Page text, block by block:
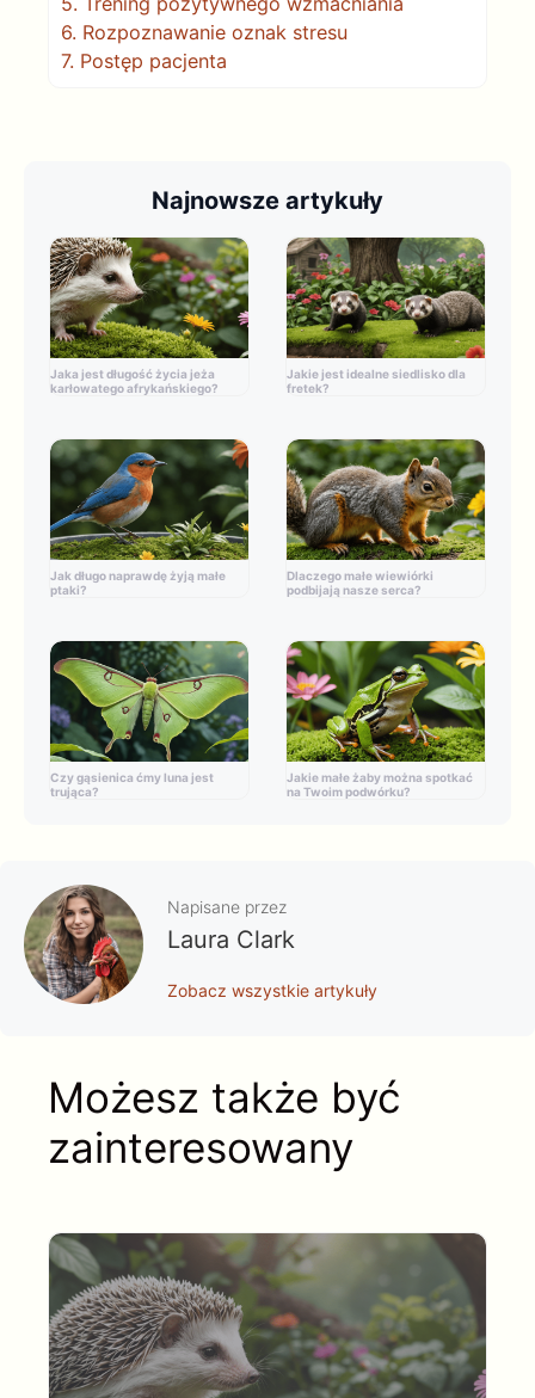
6. Rozpoznawanie oznak stresu
7. Postęp pacjenta
Najnowsze artykuły
Jaka jest długość życia jeża
karłowatego afrykańskiego?
Jakie jest idealne siedlisko dla
fretek?
Jak długo naprawdę żyją małe
ptaki?
Dlaczego małe wiewiórki
podbijają nasze serca?
Czy gąsienica ćmy luna jest
trująca?
Jakie małe żaby można spotkać
na Twoim podwórku?
Napisane przez
Laura Clark
Zobacz wszystkie artykuły
Możesz także być
zainteresowany